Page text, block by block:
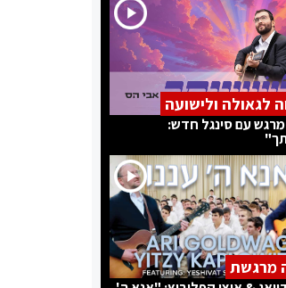
לגאולה ולישועה
עם סינגל חדש:
מרגשת